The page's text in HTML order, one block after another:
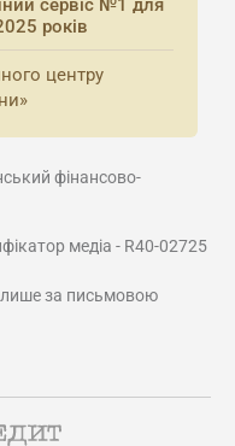
сервіс №1 для
років
центру
фінансово-
медіа - R40-02725
лише за письмовою